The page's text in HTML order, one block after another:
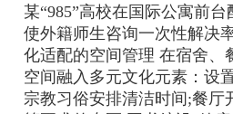
某“985”高校在国际公寓前台
使外籍师生咨询一次性解决
化适配的空间管理 在宿舍、
空间融入多元文化元素：设
宗教习俗安排清洁时间;餐厅